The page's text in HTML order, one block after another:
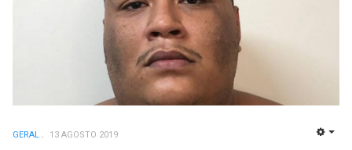
GERAL 13 AGOSTO 2019